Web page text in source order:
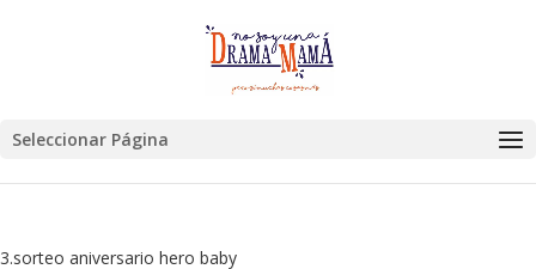
Seleccionar Página
3.sorteo aniversario hero baby